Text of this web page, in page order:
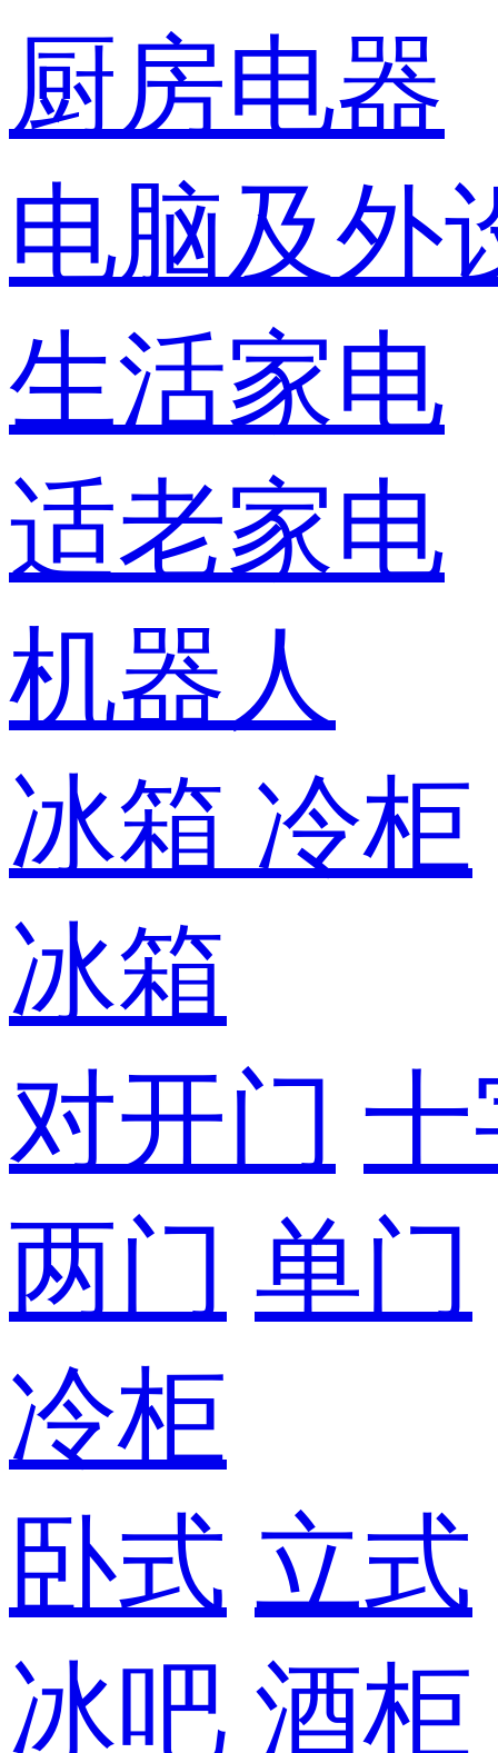
厨房电器
电脑及外
生活家电
适老家电
机器人
冰箱 冷柜
冰箱
对开门
两门 单门
冷柜
卧式 立式
冰吧 酒柜